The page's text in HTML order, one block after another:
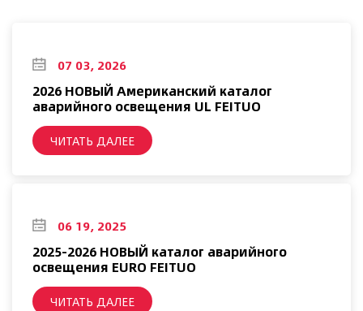
07 03, 2026
2026 НОВЫЙ Американский каталог
аварийного освещения UL FEITUO
ЧИТАТЬ ДАЛЕЕ
06 19, 2025
2025-2026 НОВЫЙ каталог аварийного
освещения EURO FEITUO
ЧИТАТЬ ДАЛЕЕ